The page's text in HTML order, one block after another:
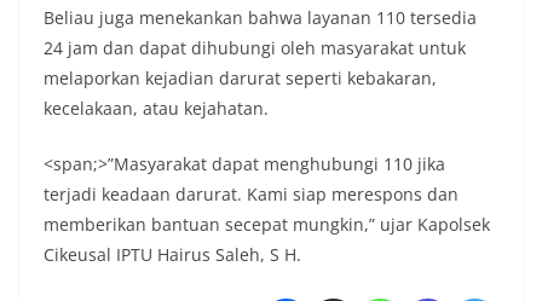
Beliau juga menekankan bahwa layanan 110 tersedia
24 jam dan dapat dihubungi oleh masyarakat untuk
melaporkan kejadian darurat seperti kebakaran,
kecelakaan, atau kejahatan.
<span;>”Masyarakat dapat menghubungi 110 jika
terjadi keadaan darurat. Kami siap merespons dan
memberikan bantuan secepat mungkin,” ujar Kapolsek
Cikeusal IPTU Hairus Saleh, S H.